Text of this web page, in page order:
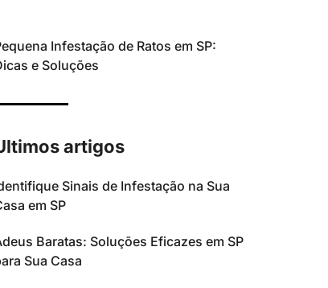
Infestação de Ratos em SP:
e Soluções
artigos
Sinais de Infestação na Sua
em SP
Baratas: Soluções Eficazes em SP
Sua Casa